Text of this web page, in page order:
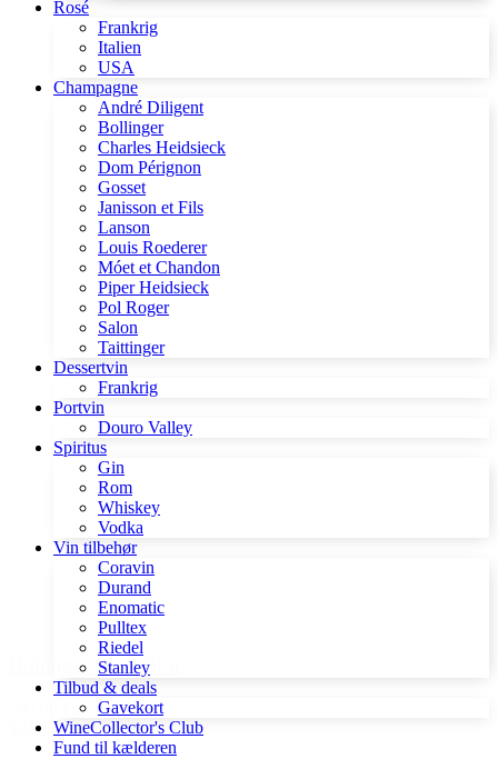
Rosé
Frankrig
Italien
USA
Champagne
André Diligent
Bollinger
Charles Heidsieck
Dom Pérignon
Gosset
Janisson et Fils
Lanson
Louis Roederer
Móet et Chandon
Piper Heidsieck
Pol Roger
Salon
Taittinger
Dessertvin
Frankrig
Portvin
Douro Valley
Spiritus
Gin
Rom
Whiskey
Vodka
Vin tilbehør
Coravin
Durand
Enomatic
Pulltex
Riedel
Stanley
Tilbud & deals
Gavekort
WineCollector's Club
Fund til kælderen
Bollinger Rosé Brut
599,00 kr.
Tilføj til kurv